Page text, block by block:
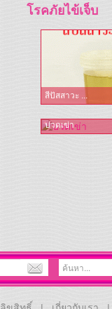
โรคภัยไข้เจ็บ
สีปัสสาวะ ...
ปวดเข่า